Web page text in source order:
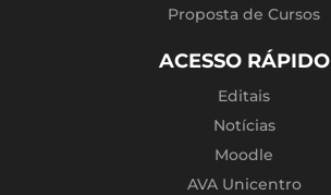
Proposta de Cursos
ACESSO RÁPIDO
Editais
Notícias
Moodle
AVA Unicentro